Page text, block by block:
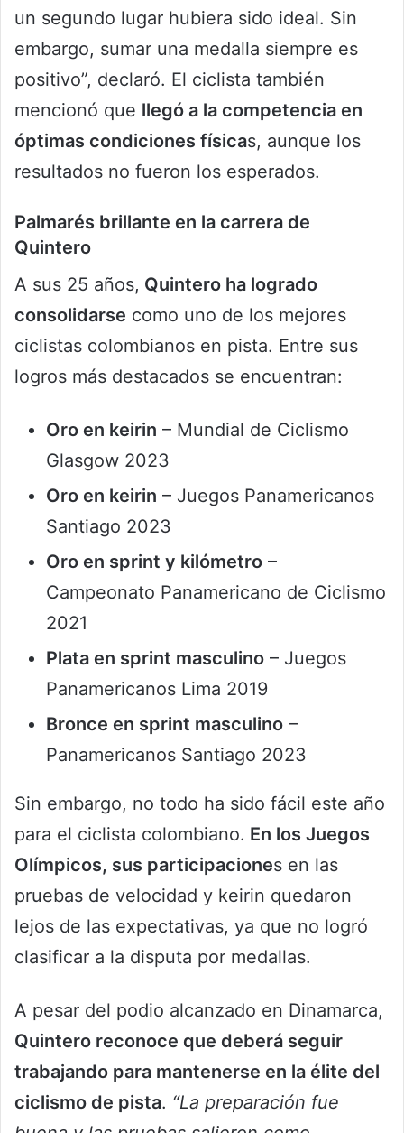
un segundo lugar hubiera sido ideal. Sin
embargo, sumar una medalla siempre es
positivo”, declaró. El ciclista también
mencionó que llegó a la competencia en
óptimas condiciones físicas, aunque los
resultados no fueron los esperados.
Palmarés brillante en la carrera de
Quintero
A sus 25 años, Quintero ha logrado
consolidarse como uno de los mejores
ciclistas colombianos en pista. Entre sus
logros más destacados se encuentran:
Oro en keirin – Mundial de Ciclismo
Glasgow 2023
Oro en keirin – Juegos Panamericanos
Santiago 2023
Oro en sprint y kilómetro –
Campeonato Panamericano de Ciclismo
2021
Plata en sprint masculino – Juegos
Panamericanos Lima 2019
Bronce en sprint masculino –
Panamericanos Santiago 2023
Sin embargo, no todo ha sido fácil este año
para el ciclista colombiano. En los Juegos
Olímpicos, sus participaciones en las
pruebas de velocidad y keirin quedaron
lejos de las expectativas, ya que no logró
clasificar a la disputa por medallas.
A pesar del podio alcanzado en Dinamarca,
Quintero reconoce que deberá seguir
trabajando para mantenerse en la élite del
ciclismo de pista. “La preparación fue